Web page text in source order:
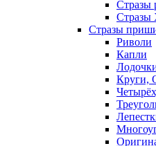
Стразы
Стразы
Стразы
Риволи
Капли
Круги,